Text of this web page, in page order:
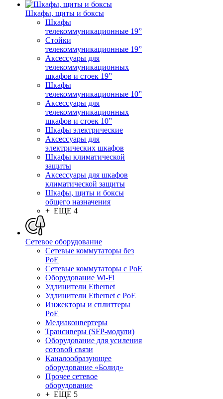
Шкафы, щиты и боксы
Шкафы
телекоммуникационные 19”
Стойки
телекоммуникационные 19”
Аксессуары для
телекоммуникационных
шкафов и стоек 19”
Шкафы
телекоммуникационные 10”
Аксессуары для
телекоммуникационных
шкафов и стоек 10”
Шкафы электрические
Аксессуары для
электрических шкафов
Шкафы климатической
защиты
Аксессуары для шкафов
климатической защиты
Шкафы, щиты и боксы
общего назначения
+ ЕЩЕ 4
Сетевое оборудование
Сетевые коммутаторы без
PoE
Сетевые коммутаторы с PoE
Оборудование Wi-Fi
Удлинители Ethernet
Удлинители Ethernet с PoE
Инжекторы и сплиттеры
PoE
Медиаконвертеры
Трансиверы (SFP-модули)
Оборудование для усиления
сотовой связи
Каналообразующее
оборудование «Болид»
Прочее сетевое
оборудование
+ ЕЩЕ 5